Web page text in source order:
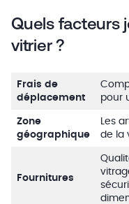
Quels facteurs
vitrier ?
Frais de
déplacement
pour
Zone
géographique
Les
de la
Fournitures